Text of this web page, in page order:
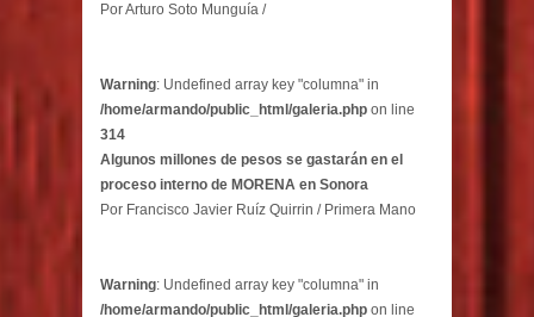
Por Arturo Soto Munguía /
Warning: Undefined array key "columna" in
/home/armando/public_html/galeria.php on line
314
Algunos millones de pesos se gastarán en el
proceso interno de MORENA en Sonora
Por Francisco Javier Ruíz Quirrin / Primera Mano
Warning: Undefined array key "columna" in
/home/armando/public_html/galeria.php on line